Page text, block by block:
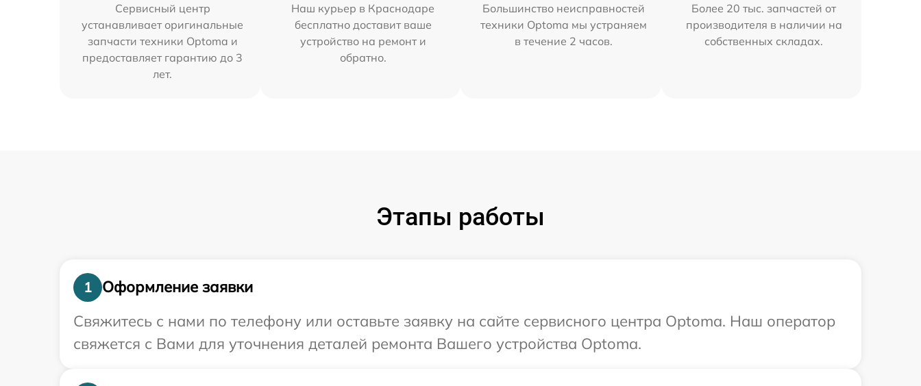
Сервисный центр
устанавливает оригинальные
запчасти техники Optoma и
предоставляет гарантию до 3
лет.
Наш курьер в Краснодаре
бесплатно доставит ваше
устройство на ремонт и
обратно.
Большинство неисправностей
техники Optoma мы устраняем
в течение 2 часов.
Более 20 тыс. запчастей от
производителя в наличии на
собственных складах.
Этапы работы
1
Оформление заявки
Свяжитесь с нами по телефону или оставьте заявку на сайте сервисного центра Optoma. Наш оператор
свяжется с Вами для уточнения деталей ремонта Вашего устройства Optoma.